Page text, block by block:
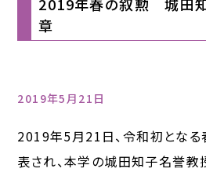
章
2019年5月21日
2019年5月21日、令和初とな
表され、本学の城田知子名誉